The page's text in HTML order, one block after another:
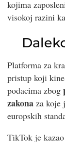
kojima
visokoj razini
Platforma za
pristup koji
podacima zbog
zakona za koje
europskih
TikTok je